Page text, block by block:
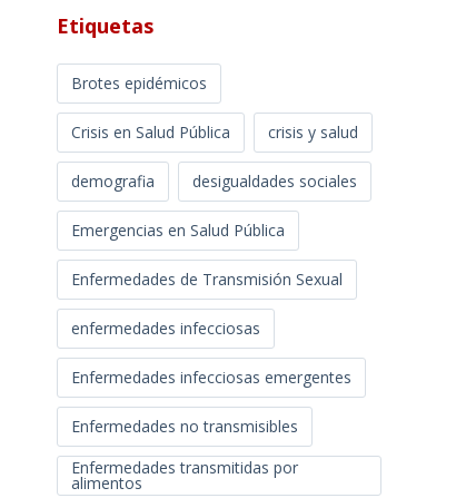
Etiquetas
Brotes epidémicos
Crisis en Salud Pública crisis y salud
demografia desigualdades sociales
Emergencias en Salud Pública
Enfermedades de Transmisión Sexual
enfermedades infecciosas
Enfermedades infecciosas emergentes
Enfermedades no transmisibles
Enfermedades transmitidas por
alimentos